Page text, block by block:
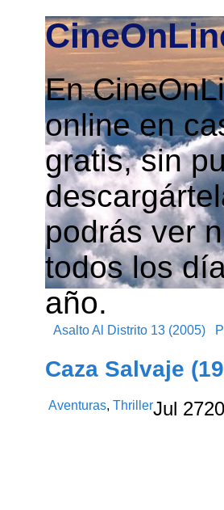
En
online en
gratis, sin
podrás ver
todos los
año.
Asalto Al Distrito 13 (2005)
Caza Salvaje
Aventuras,ThrillerJul 27